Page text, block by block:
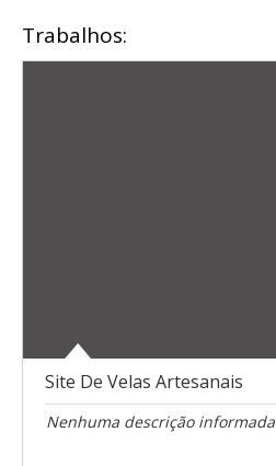
Trabalhos:
Site De Velas Artesanais
Nenhuma descrição informada